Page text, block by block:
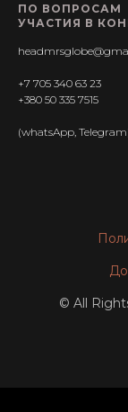
ПО ВОПРОСАМ
УЧАСТИЯ В
+7 705 340 63 23
+380 50 335 7515
(whatsApp,
© All